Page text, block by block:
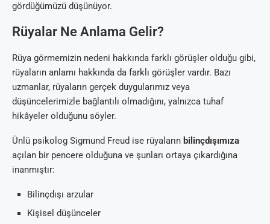
gördüğümüzü düşünüyor.
Rüyalar Ne Anlama Gelir?
Rüya görmemizin nedeni hakkında farklı görüşler olduğu gibi,
rüyaların anlamı hakkında da farklı görüşler vardır. Bazı
uzmanlar, rüyaların gerçek duygularımız veya
düşüncelerimizle bağlantılı olmadığını, yalnızca tuhaf
hikâyeler olduğunu söyler.
Ünlü psikolog Sigmund Freud ise rüyaların bilinçdışımıza
açılan bir pencere olduğuna ve şunları ortaya çıkardığına
inanmıştır:
Bilinçdışı arzular
Kişisel düşünceler